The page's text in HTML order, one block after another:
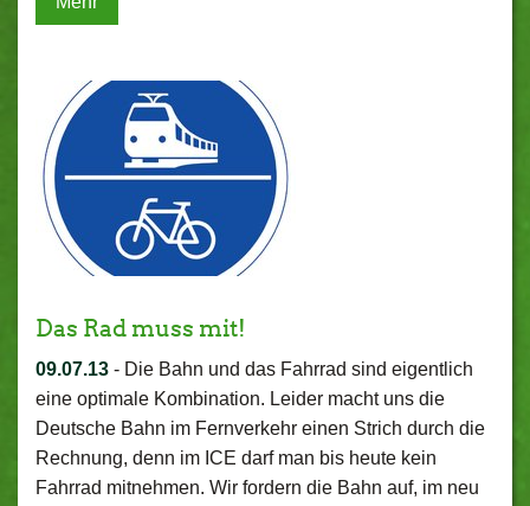
Das Rad muss mit!
09.07.13 - Die Bahn und das Fahrrad sind eigentlich
eine optimale Kombination. Leider macht uns die
Deutsche Bahn im Fernverkehr einen Strich durch die
Rechnung, denn im ICE darf man bis heute kein
Fahrrad mitnehmen. Wir fordern die Bahn auf, im neu